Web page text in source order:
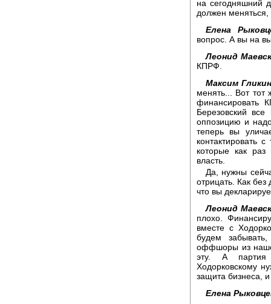
на сегодняшний
должен
Елена
вопрос. А вы на
Леонид
КПРФ.
Максим
менять... Вот тот
финансировать
Березовский
оппозицию и
теперь вы
контактировать
которые как
власть.
Да, нужны
отрицать. Как
что вы
Леонид
плохо.
вместе с
будем
оффшоры из
эту. А партия
Ходорковскому
защита бизнеса,
Елена